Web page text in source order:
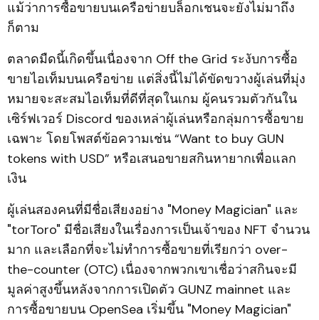
แม้ว่าการซื้อขายบนเครือข่ายบล็อกเชนจะยังไม่มาถึง
ก็ตาม
ตลาดมืดนี้เกิดขึ้นเนื่องจาก Off the Grid ระงับการซื้อ
ขายไอเท็มบนเครือข่าย แต่สิ่งนี้ไม่ได้ขัดขวางผู้เล่นที่มุ่ง
หมายจะสะสมไอเท็มที่ดีที่สุดในเกม ผู้คนรวมตัวกันใน
เซิร์ฟเวอร์ Discord ของเหล่าผู้เล่นหรือกลุ่มการซื้อขาย
เฉพาะ โดยโพสต์ข้อความเช่น “Want to buy GUN
tokens with USD” หรือเสนอขายสกินหายากเพื่อแลก
เงิน
ผู้เล่นสองคนที่มีชื่อเสียงอย่าง "Money Magician" และ
"torToro" มีชื่อเสียงในเรื่องการเป็นเจ้าของ NFT จำนวน
มาก และเลือกที่จะไม่ทำการซื้อขายที่เรียกว่า over-
the-counter (OTC) เนื่องจากพวกเขาเชื่อว่าสกินจะมี
มูลค่าสูงขึ้นหลังจากการเปิดตัว GUNZ mainnet และ
การซื้อขายบน OpenSea เริ่มขึ้น "Money Magician"